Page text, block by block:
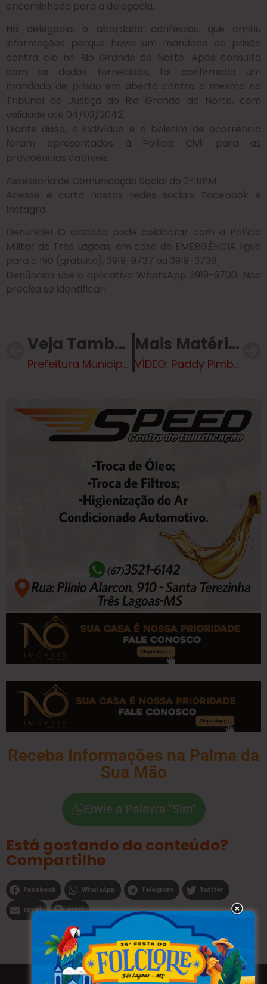
encaminhado para a delegacia.
Na delegacia, o abordado confessou que omitiu
informações porque havia um mandado de prisão
contra ele no Rio Grande do Norte. Após consulta
com os dados fornecidos, foi confirmado um
mandado de prisão em aberto contra o mesmo no
Tribunal de Justiça do Rio Grande do Norte, com
validade até 04/03/2042.
Diante disso, o indivíduo e o boletim de ocorrência
foram apresentados à Polícia Civil para as
providências cabíveis.
Assessoria de Comunicação Social do 2º BPM
Acesse e curta nossas redes sociais: Facebook e
Instagra
Denuncie! O cidadão pode colaborar com a Polícia
Militar de Três Lagoas, em caso de EMERGÊNCIA ligue
para o 190 (gratuito), 3919-9737 ou 3919-3738.
Denúncias use o aplicativo WhatsApp 3919-9700. Não
precisa se identificar!
Veja Também
Prefeitura Municipal de Brasilândia ouve demandas dos Produtores Rurais dos Assentamentos Santana e Santa Emíli
Mais Matérias
VÍDEO: Paddy Pimblett finaliza rival, ignora sinal de desistência e precisa ser separado em treino
Receba Informações na Palma da
Sua Mão
Envie a Palavra "Sim"
Está gostando do conteúdo?
Compartilhe
Facebook WhatsApp Telegram Twitter
Email Print